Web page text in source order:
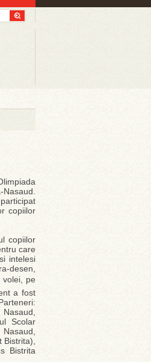
copiilor
copiilor
care
intelesi
desen,
volei, pe
a fost
Scolar
Bistrita